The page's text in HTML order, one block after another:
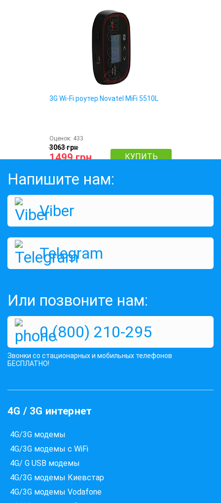
3G Wi-Fi роутер Novatel MiFi 5510L
Оценок: 433
3063 грн
1499 грн КУПИТЬ
Оценок:683
995 грн КУПИТЬ
Напишите нам:
Viber
Telegram
Или позвоните нам:
0 (800) 210-295
Звонки со стационарных и мобильных телефонов
БЕСПЛАТНО!
4G / 3G интернет
4G/3G модемы
4G/3G модемы с WiFi
4G/ G USB модемы
4G/3G модемы Киевстар
4G/3G модемы Vodafone